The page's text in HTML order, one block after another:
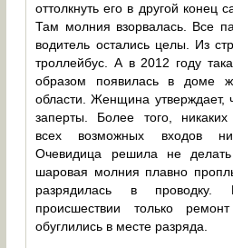
оттолкнуть его в другой конец
Там молния взорвалась. Все
водитель остались целы. Из
троллейбус. А в 2012 году
образом появилась в доме
области. Женщина утверждает,
заперты. Более того,
всех возможных входов
Очевидица решила не
шаровая молния плавно
разрядилась в
происшествии только
обуглились в месте разряда.